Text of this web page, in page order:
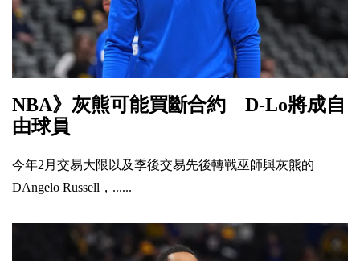
NBA》灰熊可能買斷合約 D-Lo將成自
由球員
今年2月交易大限以及季後交易先後轉戰巫師與灰熊的
DAngelo Russell，......